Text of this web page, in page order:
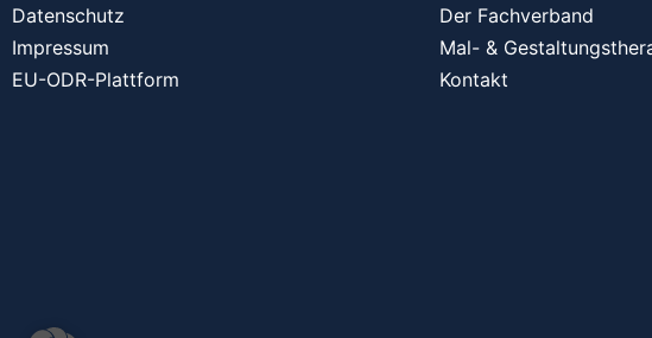
Datenschutz
Impressum
EU-ODR-Plattform
Der Fachverband
Mal- &
Kontakt